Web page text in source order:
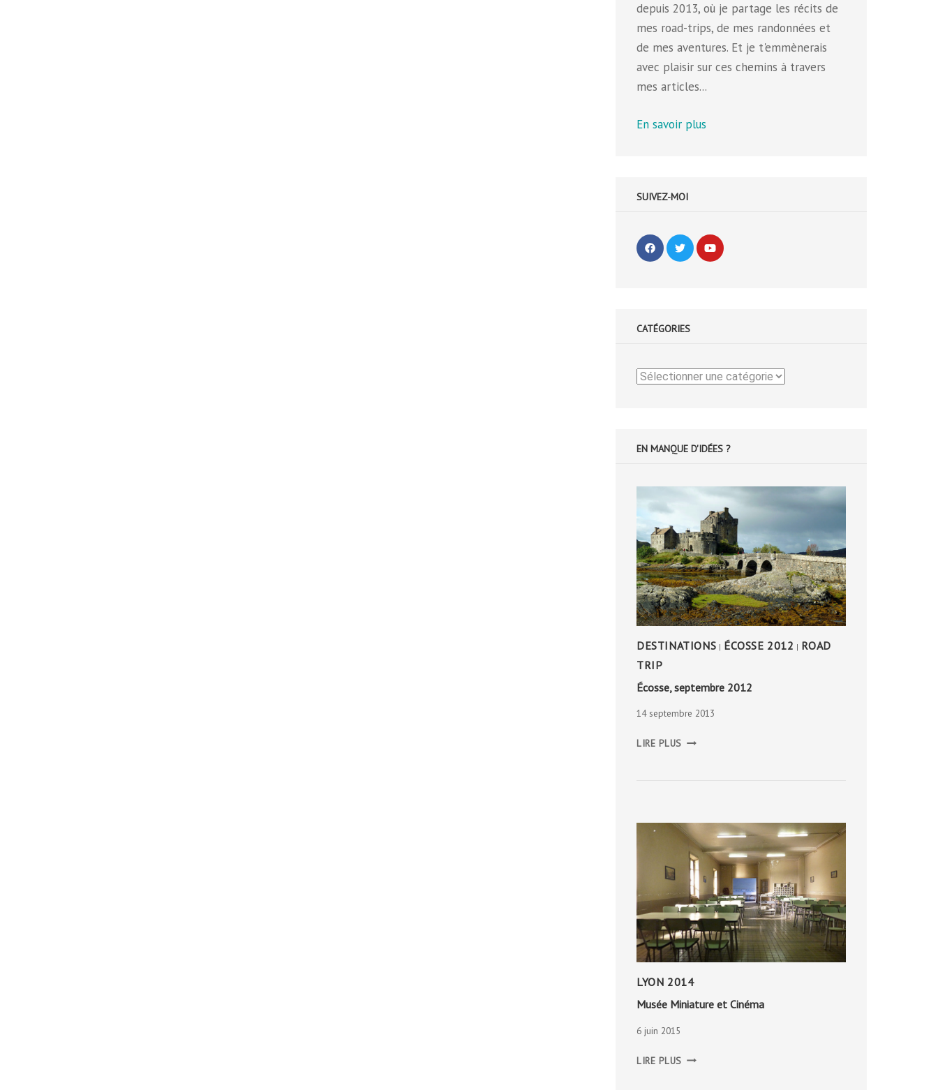
depuis 2013, où je partage les récits de
mes road-trips, de mes randonnées et
de mes aventures. Et je t'emmènerais
avec plaisir sur ces chemins à travers
mes articles...
En savoir plus
SUIVEZ-MOI
CATÉGORIES
Catégories
EN MANQUE D'IDÉES ?
DESTINATIONS | ÉCOSSE 2012 | ROAD
TRIP
Écosse, septembre 2012
14 septembre 2013
LIRE PLUS SEPTEMBRE
LYON 2014
Musée Miniature et Cinéma
6 juin 2015
LIRE PLUS MINIATURE